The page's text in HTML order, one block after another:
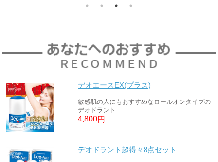
デオエースEX(プラス)
敏感肌の人にもおすすめなロールオンタイプの
デオドラント
4,800円
デオドラント超得々8点セット